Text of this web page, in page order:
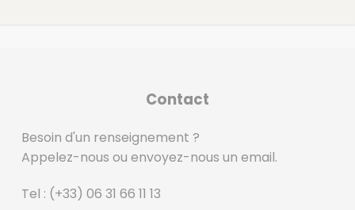
Contact
Besoin d'un renseignement ?
Appelez-nous ou envoyez-nous un email.
Tel : (+33) 06 31 66 11 13